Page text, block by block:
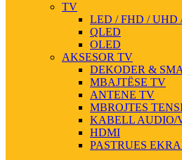
TV
LED / FHD / UHD
QLED
OLED
AKSESOR TV
DEKODER &
MBAJTËSE TV
ANTENE TV
MBROJTES
KABELL AUDIO/
HDMI
PASTRUES